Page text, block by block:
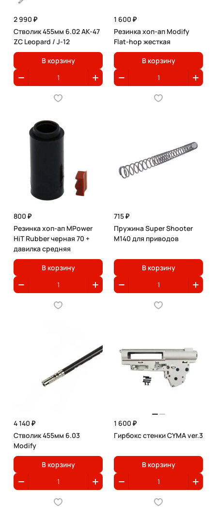
2 990 ₽
Стволик 455мм 6.02 AK-47
ZC Leopard / J-12
В корзину
1 600 ₽
Резинка хоп-ап Modify
Flat-hop жесткая
В корзину
800 ₽
Резинка хоп-ап MPower
HiT Rubber черная 70 +
давилка средняя
В корзину
715 ₽
Пружина Super Shooter
M140 для приводов
В корзину
4 140 ₽
Стволик 455мм 6.03
Modify
В корзину
1 600 ₽
Гирбокс стенки CYMA ver.3
В корзину